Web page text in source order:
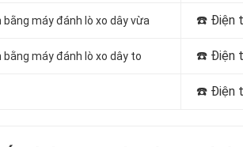
máy đánh lò xo dây vừa ☎️ Điện
máy đánh lò xo dây to ☎️ Điện
☎️ Điện